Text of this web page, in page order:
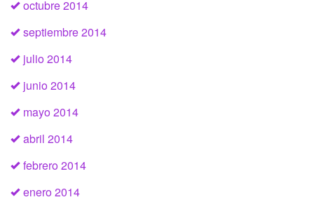
octubre 2014
septiembre 2014
julio 2014
junio 2014
mayo 2014
abril 2014
febrero 2014
enero 2014